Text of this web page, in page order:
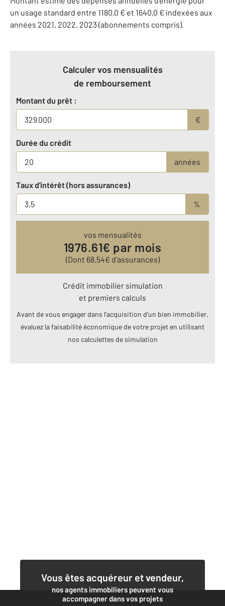
un usage standard entre 1180,0 € et 1640,0 € indexées aux
années 2021, 2022, 2023 (abonnements compris).
Calculer vos mensualités
de remboursement
Montant du prêt :
€
Durée du crédit
années
Taux d'intérêt (hors assurances)
%
vos mensualités
1976.61€ par mois
(Dont 68.54€ d’assurances)
Crédit immobilier simulation
et premiers calculs
Avant de vous engager dans l’acquisition d’un bien immobilier,
évaluez la faisabilité économique de votre projet en utilisant
nos calculettes de simulation
Vous êtes acquéreur et vendeur,
nos agents immobiliers peuvent vous
accompagner dans vos projets